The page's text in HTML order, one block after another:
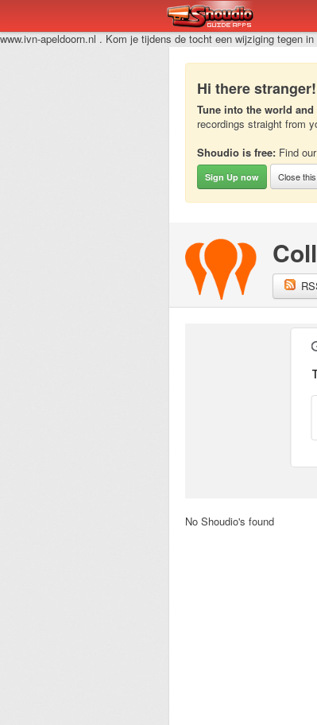
www.ivn-apeldoorn.nl . Kom je tijdens de tocht een wijziging tegen
Hi there stranger!
Tune into the world
recordings straight from
Shoudio is free: Find
Sign Up now Close this
No Shoudio's found